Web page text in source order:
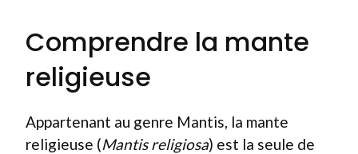
Comprendre la mante
religieuse
Appartenant au genre Mantis, la mante
religieuse (Mantis religiosa) est la seule de